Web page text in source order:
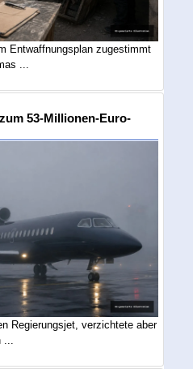
Entwaffnungsplan zugestimmt
...
53-Millionen-Euro-
Regierungsjet, verzichtete aber